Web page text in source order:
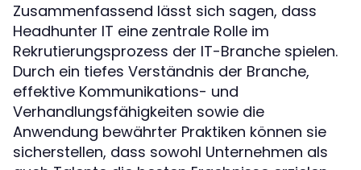
Zusammenfassend lässt sich sagen, dass
Headhunter IT eine zentrale Rolle im
Rekrutierungsprozess der IT-Branche spielen.
Durch ein tiefes Verständnis der Branche,
effektive Kommunikations- und
Verhandlungsfähigkeiten sowie die
Anwendung bewährter Praktiken können sie
sicherstellen, dass sowohl Unternehmen als